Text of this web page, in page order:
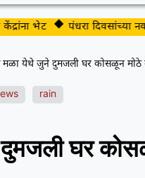
भेट पंधरा दिवसांच्या
मळा येथे जुने दुमजली घर कोसळून
rain
घर